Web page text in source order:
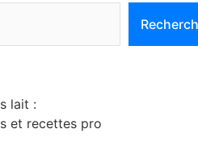
lait :
et recettes pro